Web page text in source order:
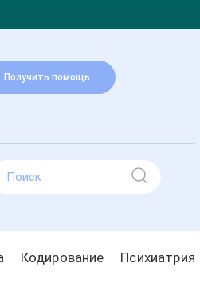
Получить помощь
Кодирование Психиатрия